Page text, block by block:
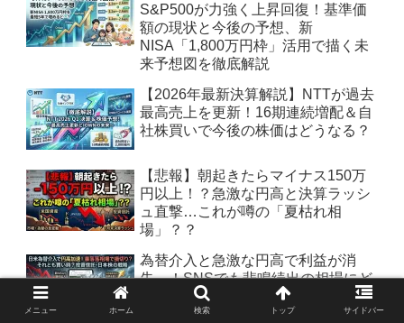
S&P500が力強く上昇回復！基準価
額の現状と今後の予想、新
NISA「1,800万円枠」活用で描く未
来予想図を徹底解説
【2026年最新決算解説】NTTが過去
最高売上を更新！16期連続増配＆自
社株買いで今後の株価はどうなる？
【悲報】朝起きたらマイナス150万
円以上！？急激な円高と決算ラッシ
ュ直撃…これが噂の「夏枯れ相
場」？？
為替介入と急激な円高で利益が消
失…！SNSでも悲鳴続出の相場にど
う向き合うか
メニュー ホーム 検索 トップ サイドバー